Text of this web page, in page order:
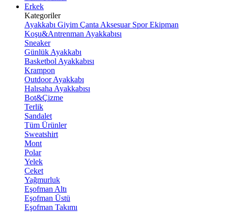
Erkek
Kategoriler
Ayakkabı Giyim Çanta Aksesuar Spor Ekipman
Koşu&Antrenman Ayakkabısı
Sneaker
Günlük Ayakkabı
Basketbol Ayakkabısı
Krampon
Outdoor Ayakkabı
Halısaha Ayakkabısı
Bot&Çizme
Terlik
Sandalet
Tüm Ürünler
Sweatshirt
Mont
Polar
Yelek
Ceket
Yağmurluk
Eşofman Altı
Eşofman Üstü
Eşofman Takımı